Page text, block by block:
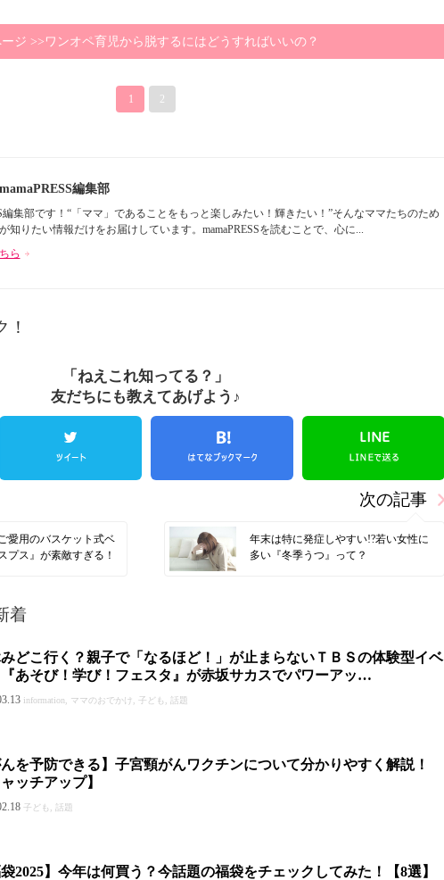
ジ >>ワンオペ育児から脱するにはどうすればいいの？
1 2
mamaPRESS編集部
編集部です！“「ママ」であることをもっと楽しみたい！輝きたい！”そんなママたちのため
知りたい情報だけをお届けしています。mamaPRESSを読むことで、心に...
ら
！
「ねえこれ知ってる？」
友だちにも教えてあげよう♪
愛用のバスケット式ベ
プス』が素敵すぎる！
次の記事
年末は特に発症しやすい!?若い女性に
多い『冬季うつ』って？
着
どこ行く？親子で「なるほど！」が止まらないＴＢＳの体験型イベ
『あそび！学び！フェスタ』が赤坂サカスでパワーアッ…
information, ママのおでかけ, 子ども, 話題
んを予防できる】子宮頸がんワクチンについて分かりやすく解説！
ャッチアップ】
子ども, 話題
袋2025】今年は何買う？今話題の福袋をチェックしてみた！【8選】